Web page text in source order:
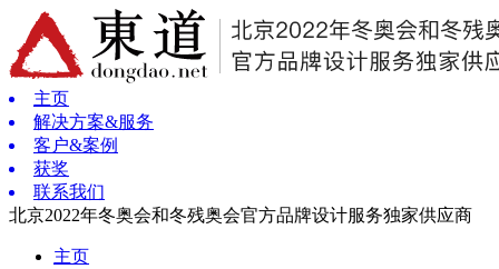
主页
解决方案&服务
客户&案例
获奖
联系我们
北京2022年冬奥会和冬残奥会官方品牌设计服务独家供应商
主页